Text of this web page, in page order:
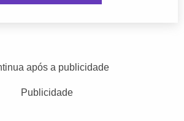
após a publicidade
Publicidade